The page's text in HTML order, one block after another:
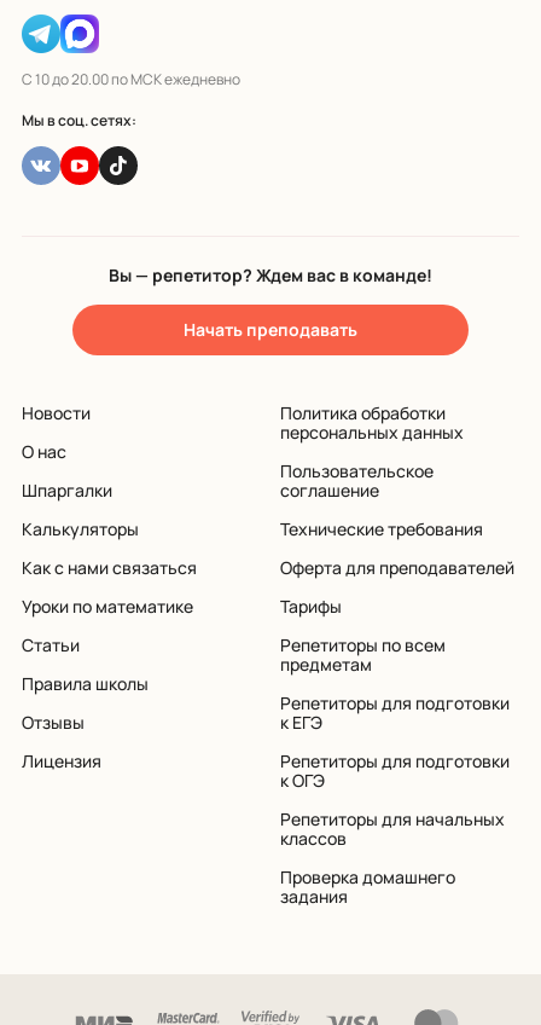
С 10 до 20.00 по МСК ежедневно
Мы в соц. сетях:
Вы — репетитор? Ждем вас в команде!
Начать преподавать
Новости
О нас
Шпаргалки
Калькуляторы
Как с нами связаться
Уроки по математике
Статьи
Правила школы
Отзывы
Лицензия
Политика обработки
персональных данных
Пользовательское
соглашение
Технические требования
Оферта для преподавателей
Тарифы
Репетиторы по всем
предметам
Репетиторы для подготовки
к ЕГЭ
Репетиторы для подготовки
к ОГЭ
Репетиторы для начальных
классов
Проверка домашнего
задания